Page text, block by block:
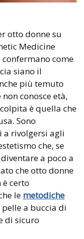
otto donne su
Medicine
come
siano il
più temuto
conosce età,
è quella che
Sono
a rivolgersi agli
che, se
a poco a
che otto donne
certo
le metodiche
a buccia di
di sicuro